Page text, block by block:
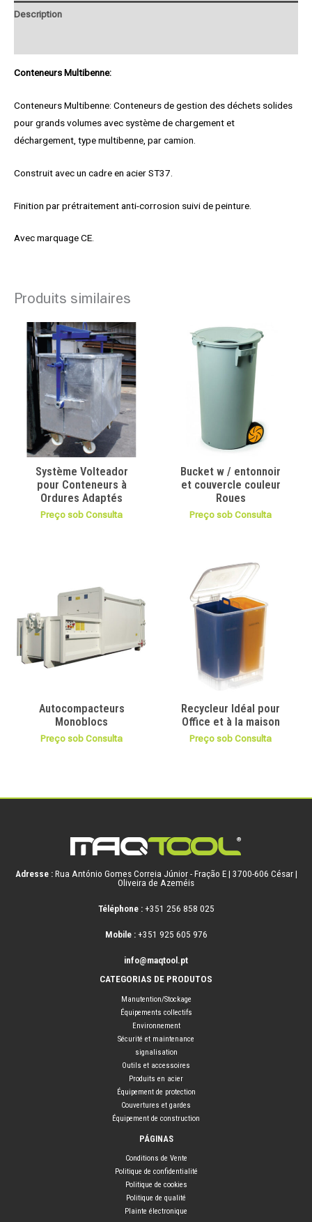
Description
Conteneurs Multibenne:
Conteneurs Multibenne: Conteneurs de gestion des déchets solides
pour grands volumes avec système de chargement et
déchargement, type multibenne, par camion.
Construit avec un cadre en acier ST37.
Finition par prétraitement anti-corrosion suivi de peinture.
Avec marquage CE.
Produits similaires
Système Volteador
pour Conteneurs à
Ordures Adaptés
Preço sob Consulta
Bucket w / entonnoir
et couvercle couleur
Roues
Preço sob Consulta
Autocompacteurs
Monoblocs
Preço sob Consulta
Recycleur Idéal pour
Office et à la maison
Preço sob Consulta
Adresse :Rua António Gomes Correia Júnior - Fração E | 3700-606 César |
Oliveira de Azeméis
Téléphone :+351 256 858 025
Mobile :+351 925 605 976
info@maqtool.pt
CATEGORIAS DE PRODUTOS
Manutention/Stockage
Équipements collectifs
Environnement
Sécurité et maintenance
signalisation
Outils et accessoires
Produits en acier
Équipement de protection
Couvertures et gardes
Équipement de construction
PÁGINAS
Conditions de Vente
Politique de confidentialité
Politique de cookies
Politique de qualité
Plainte électronique